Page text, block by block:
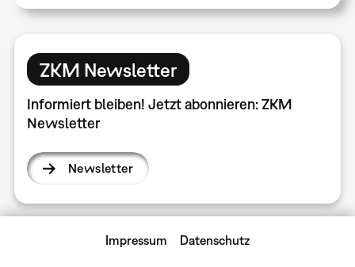
ZKM Newsletter
Informiert bleiben! Jetzt abonnieren: ZKM
Newsletter
Newsletter
Impressum Datenschutz